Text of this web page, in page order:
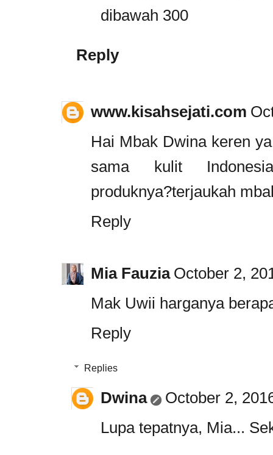
dibawah 300
Reply
www.kisahsejati.com
Hai Mbak Dwina keren
sama kulit
produknya?terjaukah
Reply
Mia Fauzia October 2,
Mak Uwii harganya
Reply
Replies
Dwina
October 2,
Lupa tepatnya, Mia...